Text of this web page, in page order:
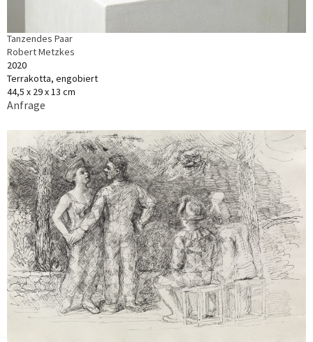
Tanzendes Paar
Robert Metzkes
2020
Terrakotta, engobiert
44,5 x 29 x 13 cm
Anfrage